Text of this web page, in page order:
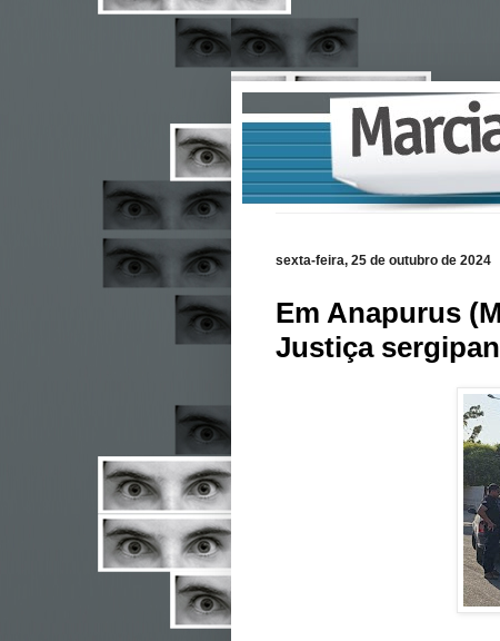
sexta-feira, 25 de outubro de 2024
Em Anapurus
Justiça